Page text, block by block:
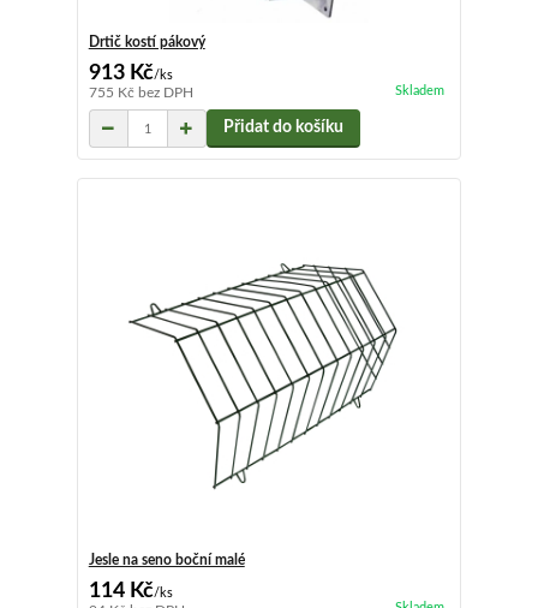
Drtič kostí pákový
913 Kč/ks
755 Kč bez DPH Skladem
Přidat do košíku
Jesle na seno boční malé
114 Kč/ks